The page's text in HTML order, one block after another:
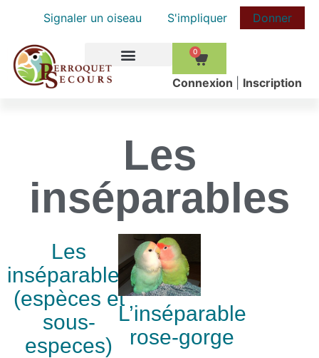
Signaler un oiseau S'impliquer Donner
0
Сonnexion Inscription
Les
inséparables
Les
inséparables
(espèces et
sous-
especes)
L’inséparable
rose-gorge